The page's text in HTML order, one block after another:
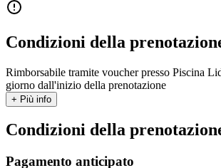
Condizioni della
Rimborsabile tramite voucher presso Piscina
giorno dall'inizio della prenotazione
+ Più info
Condizioni della
Pagamento anticipato